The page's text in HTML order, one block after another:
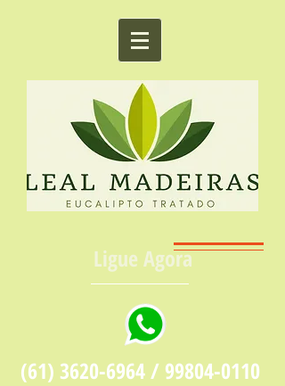
Ligue Agora
(61) 3620-6964/ 99804-0110